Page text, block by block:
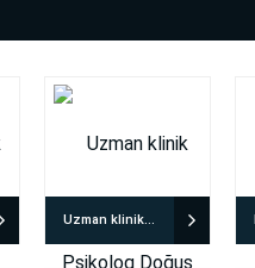
Uzman klinik Psikolog Doğuş Yılmaz